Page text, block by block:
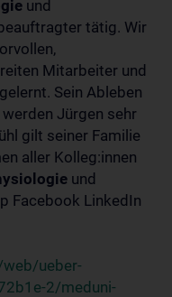
und
tätig. Wir
Mitarbeiter und
Sein Ableben
Jürgen sehr
gilt seiner Familie
aller Kolleg:innen
und
Facebook LinkedIn
ueber-
2/meduni-